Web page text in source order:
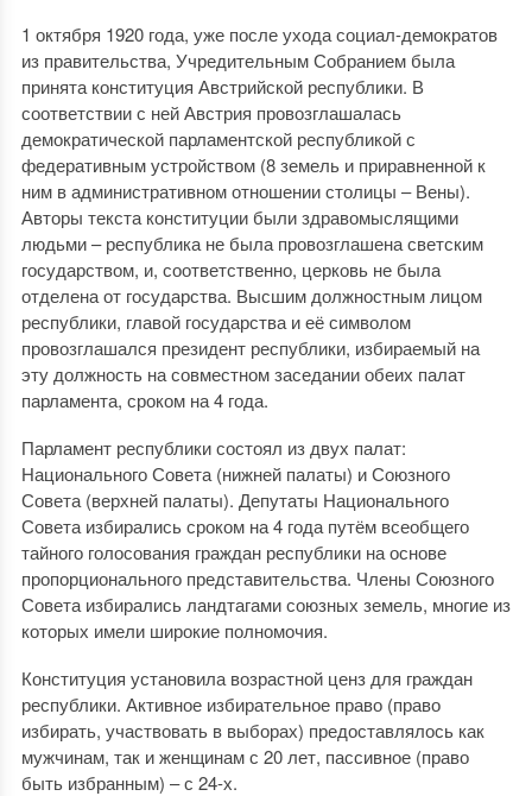
1 октября 1920 года, уже после ухода социал-демократов
из правительства, Учредительным Собранием была
принята конституция Австрийской республики. В
соответствии с ней Австрия провозглашалась
демократической парламентской республикой с
федеративным устройством (8 земель и приравненной к
ним в административном отношении столицы – Вены).
Авторы текста конституции были здравомыслящими
людьми – республика не была провозглашена светским
государством, и, соответственно, церковь не была
отделена от государства. Высшим должностным лицом
республики, главой государства и её символом
провозглашался президент республики, избираемый на
эту должность на совместном заседании обеих палат
парламента, сроком на 4 года.
Парламент республики состоял из двух палат:
Национального Совета (нижней палаты) и Союзного
Совета (верхней палаты). Депутаты Национального
Совета избирались сроком на 4 года путём всеобщего
тайного голосования граждан республики на основе
пропорционального представительства. Члены Союзного
Совета избирались ландтагами союзных земель, многие из
которых имели широкие полномочия.
Конституция установила возрастной ценз для граждан
республики. Активное избирательное право (право
избирать, участвовать в выборах) предоставлялось как
мужчинам, так и женщинам с 20 лет, пассивное (право
быть избранным) – с 24-х.